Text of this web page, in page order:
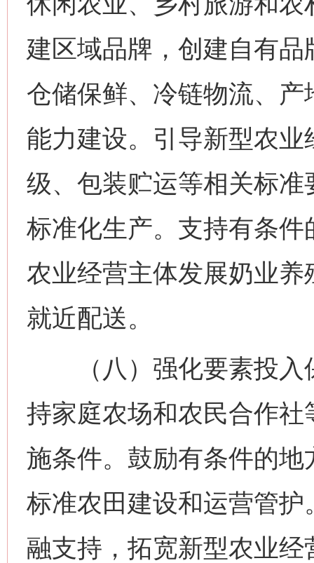
建区域品牌，创建自有
仓储保鲜、冷链物流、
能力建设。引导新型农
级、包装贮运等相关标
标准化生产。支持有条
农业经营主体发展奶业
就近配送。
（八）强化要素投入
持家庭农场和农民合作
施条件。鼓励有条件的
标准农田建设和运营管
融支持，拓宽新型农业